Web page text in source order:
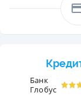
Банк
Глобус